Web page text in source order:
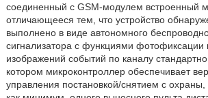
соединенный с GSM-модулем встроенный
отличающееся тем, что устройство
выполнено в виде автономного
сигнализатора с функциями фотофиксации
изображений событий по каналу
котором микроконтроллер обеспечивает
управления постановкой/снятием с охраны,